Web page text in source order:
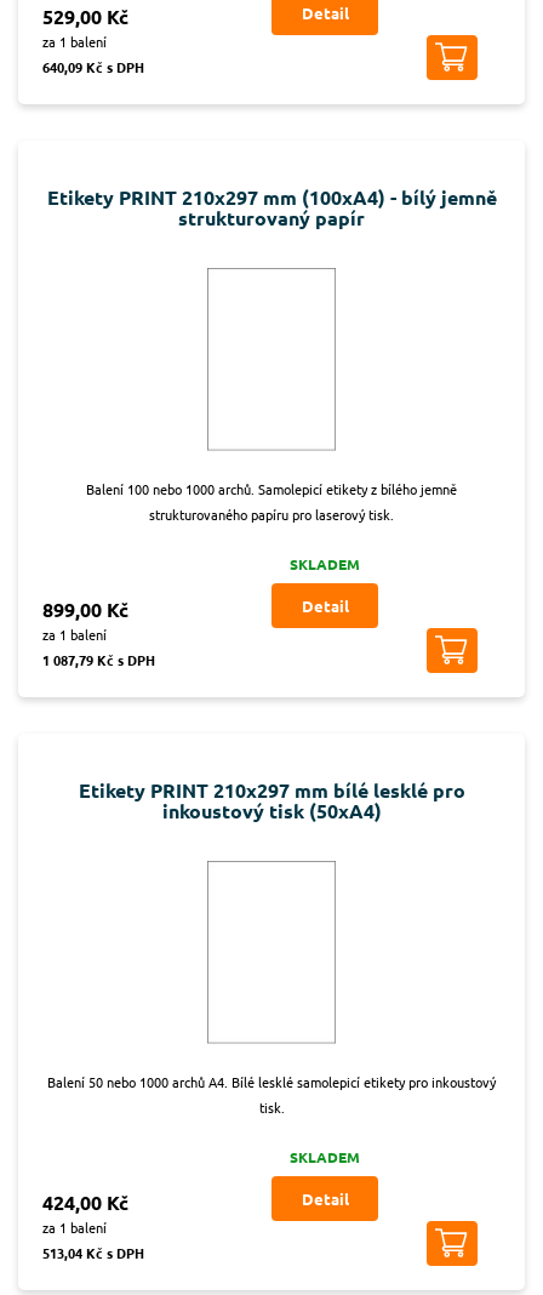
529,00 Kč
za 1 balení
640,09 Kč s DPH
Detail
Etikety PRINT 210x297 mm (100xA4) - bílý jemně
strukturovaný papír
Balení 100 nebo 1000 archů. Samolepicí etikety z bílého jemně
strukturovaného papíru pro laserový tisk.
899,00 Kč
za 1 balení
1 087,79 Kč s DPH
SKLADEM
Detail
Etikety PRINT 210x297 mm bílé lesklé pro
inkoustový tisk (50xA4)
Balení 50 nebo 1000 archů A4. Bílé lesklé samolepicí etikety pro inkoustový
tisk.
424,00 Kč
za 1 balení
513,04 Kč s DPH
SKLADEM
Detail